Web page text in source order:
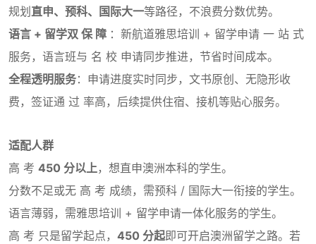
规划 直申、预科、国际大一等路径，不浪费分数优势。
语言 + 留学双 保 障 ：新航道雅思培训 + 留学申请 一 站 式
服务，语言班与 名 校 申请同步推进，节省时间成本。
全程透明服务：申请进度实时同步，文书原创、无隐形收
费，签证通 过 率高，后续提供住宿、接机等贴心服务。
适配人群
高 考 450 分以上，想直申澳洲本科的学生。
分数不足或无 高 考 成绩，需预科 / 国际大一衔接的学生。
语言薄弱，需雅思培训 + 留学申请一体化服务的学生。
高 考 只是留学起点， 450 分起即可开启澳洲留学之路。若